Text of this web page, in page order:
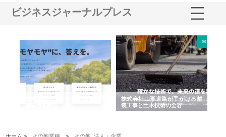
ビジネスジャーナルプレス
株式会社ＣＳＡの事業内容と強
株式会社山形道路が手がける舗
装工事と土木技術の全容